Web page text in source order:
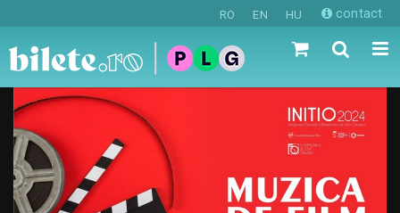
RO EN HU contact